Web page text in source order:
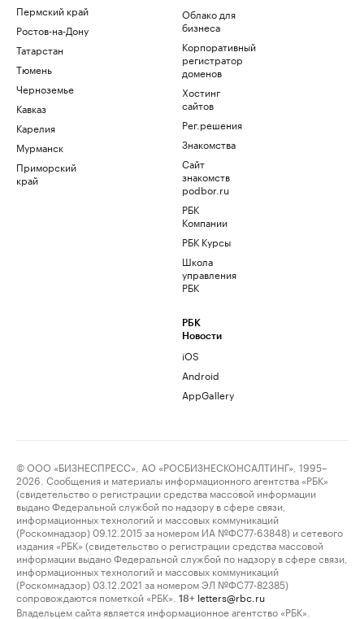
Пермский край
Ростов-на-Дону
Татарстан
Тюмень
Черноземье
Кавказ
Карелия
Мурманск
Приморский
край
Облако для
бизнеса
Корпоративный
регистратор
доменов
Хостинг
сайтов
Рег.решения
Знакомства
Сайт
знакомств
podbor.ru
РБК
Компании
РБК Курсы
Школа
управления
РБК
РБК
Новости
iOS
Android
AppGallery
© ООО «БИЗНЕСПРЕСС», АО «РОСБИЗНЕСКОНСАЛТИНГ», 1995–
2026. Сообщения и материалы информационного агентства «РБК»
(свидетельство о регистрации средства массовой информации
выдано Федеральной службой по надзору в сфере связи,
информационных технологий и массовых коммуникаций
(Роскомнадзор) 09.12.2015 за номером ИА №ФС77-63848) и сетевого
издания «РБК» (свидетельство о регистрации средства массовой
информации выдано Федеральной службой по надзору в сфере связи,
информационных технологий и массовых коммуникаций
(Роскомнадзор) 03.12.2021 за номером ЭЛ №ФС77-82385)
сопровождаются пометкой «РБК».
18+ letters@rbc.ru
Владельцем сайта является информационное агентство «РБК».